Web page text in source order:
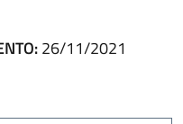
26/11/2021